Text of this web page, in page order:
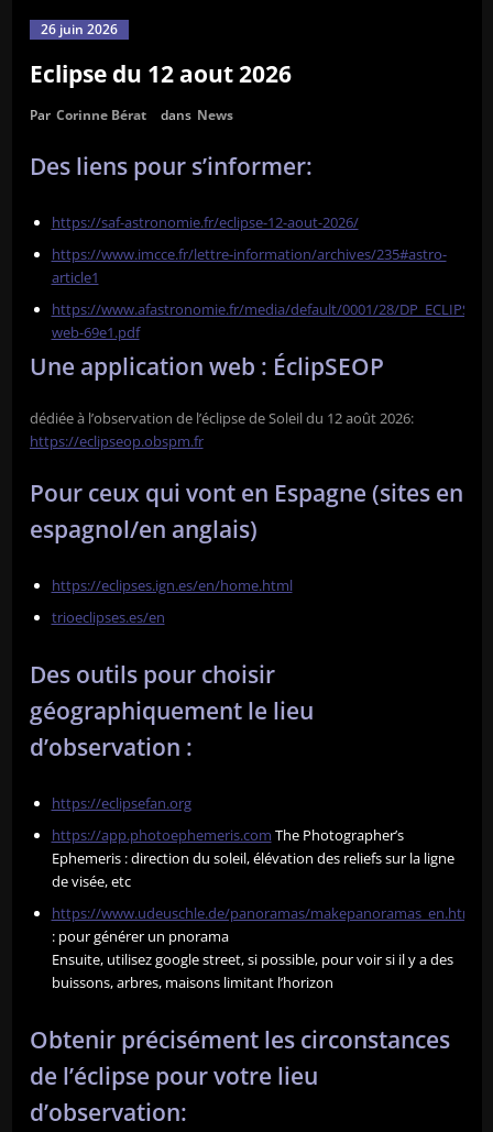
26 juin 2026
Eclipse du 12 aout 2026
Par Corinne Bérat dans News
Des liens pour s’informer:
https://saf-astronomie.fr/eclipse-12-aout-2026/
https://www.imcce.fr/lettre-information/archives/235#astro-
article1
https://www.afastronomie.fr/media/default/0001/28/
web-69e1.pdf
Une application web : ÉclipSEOP
dédiée à l’observation de l’éclipse de Soleil du 12 août 2026:
https://eclipseop.obspm.fr
Pour ceux qui vont en Espagne (sites en
espagnol/en anglais)
https://eclipses.ign.es/en/home.html
trioeclipses.es/en
Des outils pour choisir
géographiquement le lieu
d’observation :
https://eclipsefan.org
https://app.photoephemeris.com The Photographer’s
Ephemeris : direction du soleil, élévation des reliefs sur la ligne
de visée, etc
https://www.udeuschle.de/panoramas/makepanoramas_en.htm
: pour générer un pnorama
Ensuite, utilisez google street, si possible, pour voir si il y a des
buissons, arbres, maisons limitant l’horizon
Obtenir précisément les circonstances
de l’éclipse pour votre lieu
d’observation: